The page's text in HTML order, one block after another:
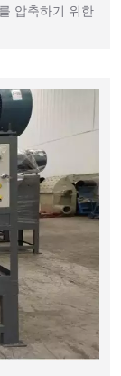
압축하기 위한